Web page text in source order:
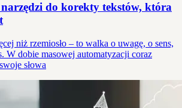
do korekty tekstów, która
niż rzemiosło – to walka o uwagę, o sens,
W dobie masowej automatyzacji coraz
słowa